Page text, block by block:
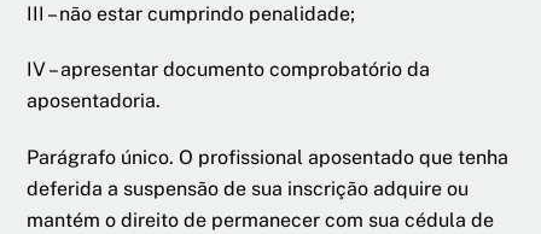
III – não estar cumprindo penalidade;
IV – apresentar documento comprobatório da
aposentadoria.
Parágrafo único. O profissional aposentado que tenha
deferida a suspensão de sua inscrição adquire ou
mantém o direito de permanecer com sua cédula de